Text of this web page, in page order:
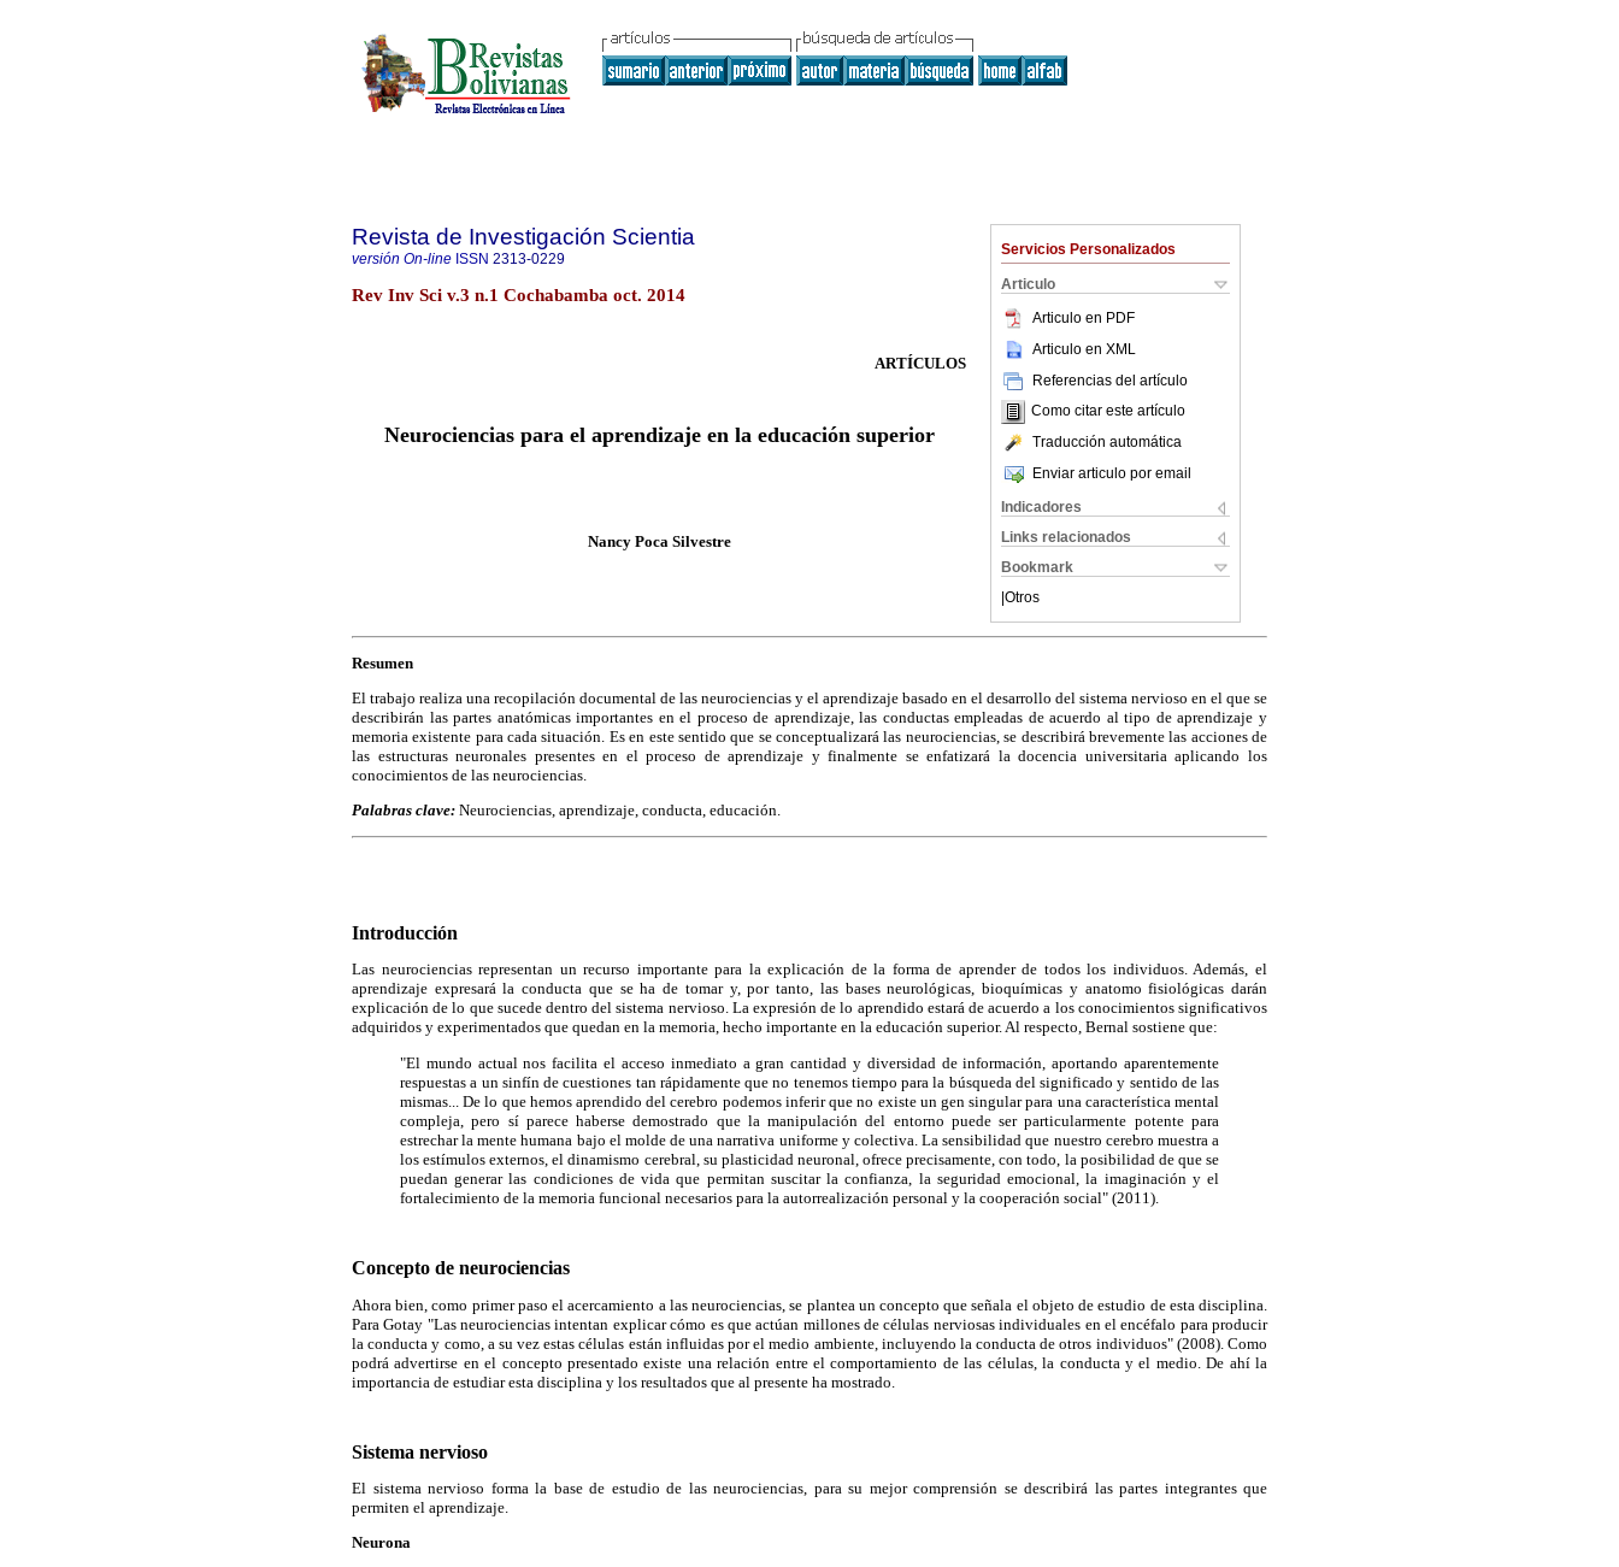
Servicios Personalizados
Articulo
Articulo en PDF
Articulo en XML
Referencias del artículo
Como citar este artículo
Traducción automática
Enviar articulo por email
Indicadores
Links relacionados
Bookmark
Otros
Revista de Investigación Scientia
versión On-line ISSN 2313-0229
Rev Inv Sci v.3 n.1 Cochabamba oct. 2014
ARTÍCULOS
Neurociencias para el aprendizaje en la educación superior
Nancy Poca Silvestre
Resumen
El trabajo realiza una recopilación documental de las neurociencias y el aprendizaje basado en el desarrollo del sistema nervioso en el que se
describirán las partes anatómicas importantes en el proceso de aprendizaje, las conductas empleadas de acuerdo al tipo de aprendizaje y
memoria existente para cada situación. Es en este sentido que se conceptualizará las neurociencias, se describirá brevemente las acciones de
las estructuras neuronales presentes en el proceso de aprendizaje y finalmente se enfatizará la docencia universitaria aplicando los
conocimientos de las neurociencias.
Palabras clave: Neurociencias, aprendizaje, conducta, educación.
Introducción
Las neurociencias representan un recurso importante para la explicación de la forma de aprender de todos los individuos. Además, el
aprendizaje expresará la conducta que se ha de tomar y, por tanto, las bases neurológicas, bioquímicas y anatomo fisiológicas darán
explicación de lo que sucede dentro del sistema nervioso. La expresión de lo aprendido estará de acuerdo a los conocimientos significativos
adquiridos y experimentados que quedan en la memoria, hecho importante en la educación superior. Al respecto, Bernal sostiene que:
"El mundo actual nos facilita el acceso inmediato a gran cantidad y diversidad de información, aportando aparentemente
respuestas a un sinfín de cuestiones tan rápidamente que no tenemos tiempo para la búsqueda del significado y sentido de las
mismas... De lo que hemos aprendido del cerebro podemos inferir que no existe un gen singular para una característica mental
compleja, pero sí parece haberse demostrado que la manipulación del entorno puede ser particularmente potente para
estrechar la mente humana bajo el molde de una narrativa uniforme y colectiva. La sensibilidad que nuestro cerebro muestra a
los estímulos externos, el dinamismo cerebral, su plasticidad neuronal, ofrece precisamente, con todo, la posibilidad de que se
puedan generar las condiciones de vida que permitan suscitar la confianza, la seguridad emocional, la imaginación y el
fortalecimiento de la memoria funcional necesarios para la autorrealización personal y la cooperación social" (2011).
Concepto de neurociencias
Ahora bien, como primer paso el acercamiento a las neurociencias, se plantea un concepto que señala el objeto de estudio de esta disciplina.
Para Gotay "Las neurociencias intentan explicar cómo es que actúan millones de células nerviosas individuales en el encéfalo para producir
la conducta y como, a su vez estas células están influidas por el medio ambiente, incluyendo la conducta de otros individuos" (2008). Como
podrá advertirse en el concepto presentado existe una relación entre el comportamiento de las células, la conducta y el medio. De ahí la
importancia de estudiar esta disciplina y los resultados que al presente ha mostrado.
Sistema nervioso
El sistema nervioso forma la base de estudio de las neurociencias, para su mejor comprensión se describirá las partes integrantes que
permiten el aprendizaje.
Neurona